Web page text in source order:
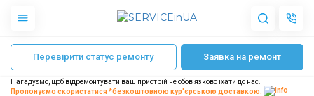
Apple
Гаджети
Акустика
Перевірити статус ремонту Заявка на ремонт
Нагадуємо, щоб відремонтувати ваш пристрій не обов'язково їхати до нас.
Пропонуємо скористатися *безкоштовною кур'єрською доставкою.
Головна Що найчастіше не працює в кавоварках: досвід за
Сергій Корнієнко